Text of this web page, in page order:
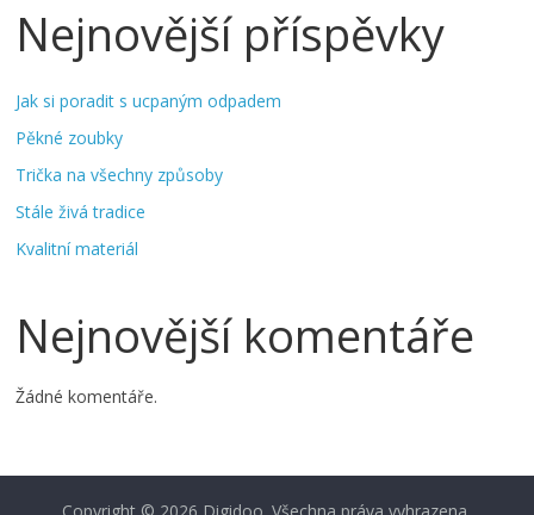
Nejnovější příspěvky
Jak si poradit s ucpaným odpadem
Pěkné zoubky
Trička na všechny způsoby
Stále živá tradice
Kvalitní materiál
Nejnovější komentáře
Žádné komentáře.